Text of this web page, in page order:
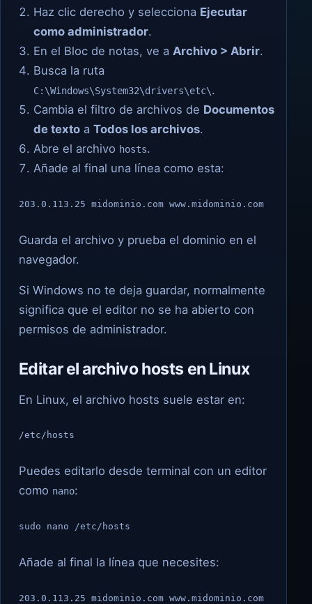
Haz clic derecho y selecciona Ejecutar
como administrador.
En el Bloc de notas, ve a Archivo > Abrir.
Busca la ruta
C:\Windows\System32\drivers\etc\.
Cambia el filtro de archivos de Documentos
de texto aTodos los archivos.
Abre el archivo hosts.
Añade al final una línea como esta:
203.0.113.25 midominio.com www.midominio.com
Guarda el archivo y prueba el dominio en el
navegador.
Si Windows no te deja guardar, normalmente
significa que el editor no se ha abierto con
permisos de administrador.
Editar el archivo hosts en Linux
En Linux, el archivo hosts suele estar en:
/etc/hosts
Puedes editarlo desde terminal con un editor
como nano:
sudo nano /etc/hosts
Añade al final la línea que necesites:
203.0.113.25 midominio.com www.midominio.com